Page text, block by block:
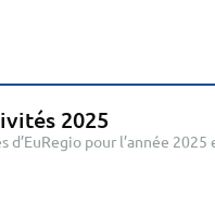
2025
d’EuRegio pour l’année